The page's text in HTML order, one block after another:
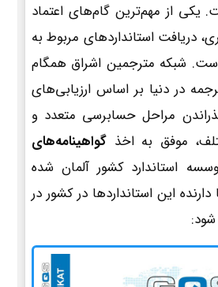
یکی از مهم‌ترین گام‌های اعتماد
دریافت استانداردهای مربوط به
شبکه مترجمین اشراق همگام
در دنیا بر اساس ارزیابی‌های
مراحل حسابرسی متعدد و
موفق به اخذ گواهینامه‌های
استاندارد کشور آلمان شده
این استانداردها در کشور در